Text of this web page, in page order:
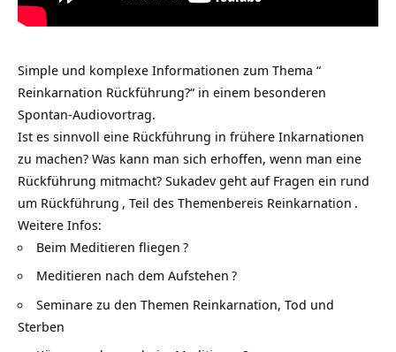
Simple und komplexe Informationen zum Thema “
Reinkarnation Rückführung?“ in einem besonderen
Spontan-Audiovortrag.
Ist es sinnvoll eine Rückführung in frühere Inkarnationen
zu machen? Was kann man sich erhoffen, wenn man eine
Rückführung mitmacht? Sukadev geht auf Fragen ein rund
um Rückführung , Teil des Themenbereis Reinkarnation .
Weitere Infos:
Beim Meditieren fliegen ?
Meditieren nach dem Aufstehen ?
Seminare zu den Themen Reinkarnation, Tod und
Sterben